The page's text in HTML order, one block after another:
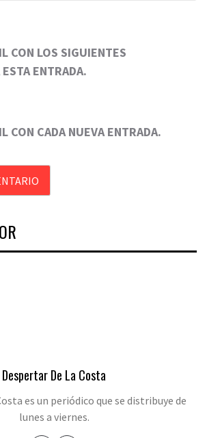
CON LOS SIGUIENTES
ENTRADA.
CON CADA NUEVA ENTRADA.
Despertar De La Costa
es un periódico que se distribuye de
lunes a viernes.